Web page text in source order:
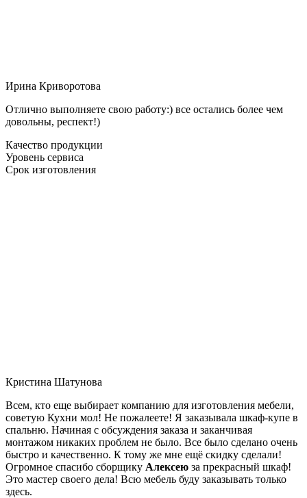
Ирина Криворотова
Отлично выполняете свою работу:) все остались более чем
довольны, респект!)
Качество продукции
Уровень сервиса
Срок изготовления
Кристина Шатунова
Всем, кто еще выбирает компанию для изготовления мебели,
советую Кухни мол! Не пожалеете! Я заказывала шкаф-купе в
спальню. Начиная с обсуждения заказа и заканчивая
монтажом никаких проблем не было. Все было сделано очень
быстро и качественно. К тому же мне ещё скидку сделали!
Огромное спасибо сборщику Алексею за прекрасный шкаф!
Это мастер своего дела! Всю мебель буду заказывать только
здесь.